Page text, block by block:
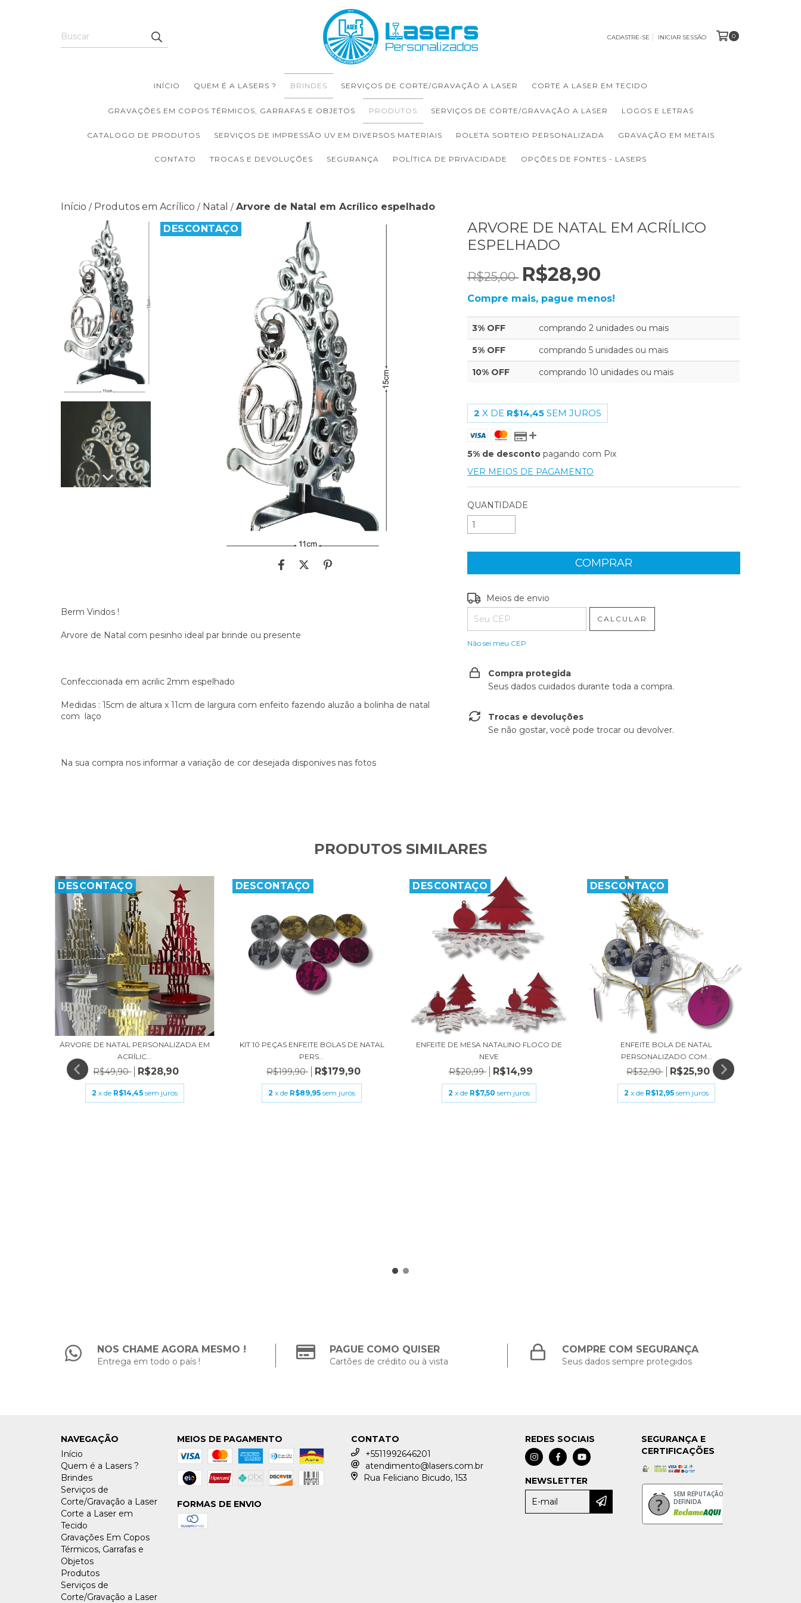
CADASTRE-SE INICIAR SESSÃO 0
INÍCIO QUEM É A LASERS ? BRINDES SERVIÇOS DE CORTE/GRAVAÇÃO A LASER CORTE A LASER EM TECIDO
GRAVAÇÕES EM COPOS TÉRMICOS, GARRAFAS E OBJETOS PRODUTOS SERVIÇOS DE CORTE/GRAVAÇÃO A LASER LOGOS E LETRAS
CATALOGO DE PRODUTOS SERVIÇOS DE IMPRESSÃO UV EM DIVERSOS MATERIAIS ROLETA SORTEIO PERSONALIZADA GRAVAÇÃO EM METAIS
CONTATO TROCAS E DEVOLUÇÕES SEGURANÇA POLÍTICA DE PRIVACIDADE OPÇÕES DE FONTES - LASERS
Início / Produtos em Acrílico / Natal / Arvore de Natal em Acrílico espelhado
DESCONTAÇO
Berm Vindos !
Arvore de Natal com pesinho ideal par brinde ou presente
Confeccionada em acrilic 2mm espelhado
Medidas : 15cm de altura x 11cm de largura com enfeito fazendo aluzão a bolinha de natal
com laço
Na sua compra nos informar a variação de cor desejada disponives nas fotos
ARVORE DE NATAL EM ACRÍLICO
ESPELHADO
R$25,00 R$28,90
Compre mais, pague menos!
3% OFF comprando 2 unidades ou mais
5% OFF comprando 5 unidades ou mais
10% OFF comprando 10 unidades ou mais
2 X DE R$14,45 SEM JUROS
5% de desconto pagando com Pix
VER MEIOS DE PAGAMENTO
QUANTIDADE
Entregas para o CEP:
Meios de envio
CALCULAR
Não sei meu CEP
Compra protegida
Seus dados cuidados durante toda a compra.
Trocas e devoluções
Se não gostar, você pode trocar ou devolver.
PRODUTOS SIMILARES
DESCONTAÇO
ÁRVORE DE NATAL PERSONALIZADA EM
ACRÍLIC...
R$49,90 R$28,90
2 x de R$14,45 sem juros
DESCONTAÇO
KIT 10 PEÇAS ENFEITE BOLAS DE NATAL
PERS...
R$199,90 R$179,90
2 x de R$89,95 sem juros
DESCONTAÇO
ENFEITE DE MESA NATALINO FLOCO DE
NEVE
R$20,99 R$14,99
2 x de R$7,50 sem juros
DESCONTAÇO
ENFEITE BOLA DE NATAL
PERSONALIZADO COM...
R$32,90 R$25,90
2 x de R$12,95 sem juros
NOS CHAME AGORA MESMO !
Entrega em todo o país !
PAGUE COMO QUISER
Cartões de crédito ou à vista
COMPRE COM SEGURANÇA
Seus dados sempre protegidos
NAVEGAÇÃO
Início
Quem é a Lasers ?
Brindes
Serviços de
Corte/Gravação a Laser
Corte a Laser em
Tecido
Gravações Em Copos
Térmicos, Garrafas e
Objetos
Produtos
Serviços de
Corte/Gravação a Laser
MEIOS DE PAGAMENTO
FORMAS DE ENVIO
CONTATO
+5511992646201
atendimento@lasers.com.br
Rua Feliciano Bicudo, 153
REDES SOCIAIS
NEWSLETTER
SEGURANÇA E
CERTIFICAÇÕES
SEM REPUTAÇÃO
DEFINIDA